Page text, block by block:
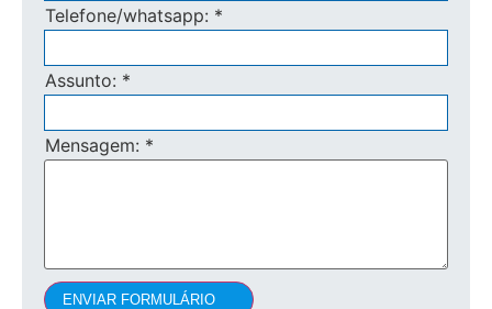
Telefone/whatsapp: *
Assunto: *
Mensagem: *
ENVIAR FORMULÁRIO